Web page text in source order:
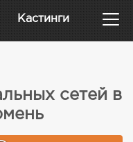
Кастинги
сетей в